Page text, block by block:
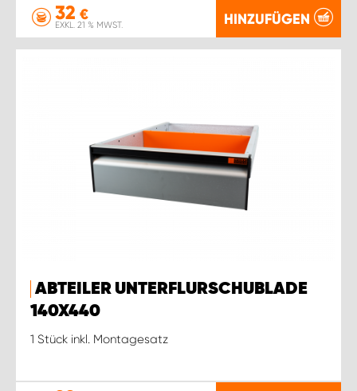
32 €
EXKL. 21 % MWST. HINZUFÜGEN
ABTEILER UNTERFLURSCHUBLADE
140X440
1 Stück inkl. Montagesatz